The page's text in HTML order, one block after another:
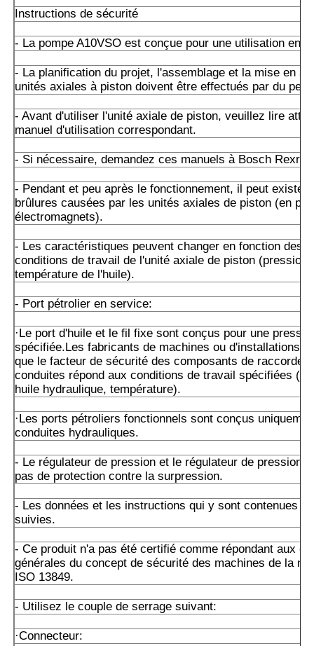
Instructions de sécurité
- La pompe A10VSO est conçue pour une utilisation en
- La planification du projet, l'assemblage et la mise en
unités axiales à piston doivent être effectués par du
- Avant d'utiliser l'unité axiale de piston, veuillez lire
manuel d'utilisation correspondant.
- Si nécessaire, demandez ces manuels à Bosch
- Pendant et peu après le fonctionnement, il peut exister
brûlures causées par les unités axiales de piston (en
électromagnets).
- Les caractéristiques peuvent changer en fonction des
conditions de travail de l'unité axiale de piston (pression
température de l'huile).
- Port pétrolier en service:
·Le port d'huile et le fil fixe sont conçus pour une
spécifiée.Les fabricants de machines ou d'installations
que le facteur de sécurité des composants de
conduites répond aux conditions de travail spécifiées
huile hydraulique, température).
·Les ports pétroliers fonctionnels sont conçus
conduites hydrauliques.
- Le régulateur de pression et le régulateur de pression
pas de protection contre la surpression.
- Les données et les instructions qui y sont contenues
suivies.
- Ce produit n'a pas été certifié comme répondant aux
générales du concept de sécurité des machines de la
ISO 13849.
- Utilisez le couple de serrage suivant:
·Connecteur: